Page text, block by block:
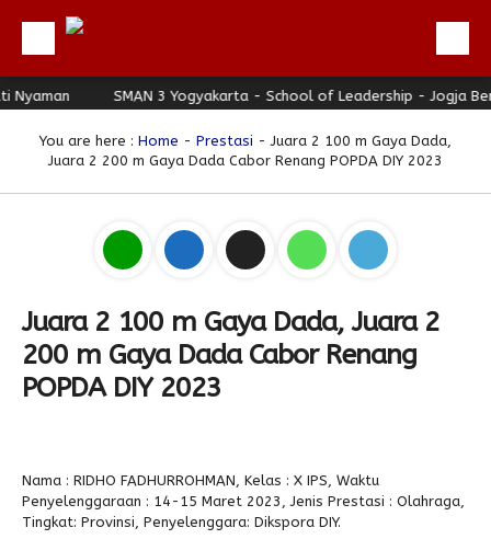
Beranda
Profil
Download
PPDB
Alumni
SMAN 3 Yogyakarta - School of Leadership - Jogja
You are here : Home - Prestasi - Juara 2 100 m Gaya Dada,
Juara 2 200 m Gaya Dada Cabor Renang POPDA DIY 2023
Juara 2 100 m Gaya Dada, Juara 2
200 m Gaya Dada Cabor Renang
POPDA DIY 2023
Nama : RIDHO FADHURROHMAN, Kelas : X IPS, Waktu
Penyelenggaraan : 14-15 Maret 2023, Jenis Prestasi : Olahraga,
Tingkat: Provinsi, Penyelenggara: Dikspora DIY.